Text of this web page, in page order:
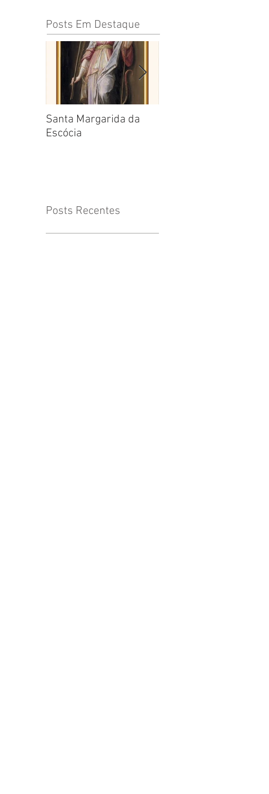
Posts Em Destaque
Santa Margarida da
Escócia
Posts Recentes